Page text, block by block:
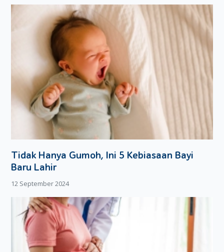
Tidak Hanya Gumoh, Ini 5 Kebiasaan Bayi
Baru Lahir
12 September 2024